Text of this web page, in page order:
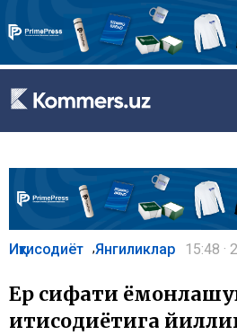
Иқтисодиёт ,Янгиликлар 15:48 ·
Ер сифати
иқтисодиётига